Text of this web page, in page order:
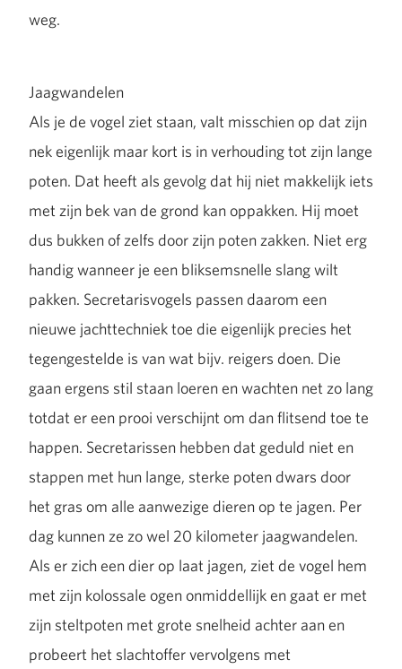
weg.
Jaagwandelen
Als je de vogel ziet staan, valt misschien op dat zijn
nek eigenlijk maar kort is in verhouding tot zijn lange
poten. Dat heeft als gevolg dat hij niet makkelijk iets
met zijn bek van de grond kan oppakken. Hij moet
dus bukken of zelfs door zijn poten zakken. Niet erg
handig wanneer je een bliksemsnelle slang wilt
pakken. Secretarisvogels passen daarom een
nieuwe jachttechniek toe die eigenlijk precies het
tegengestelde is van wat bijv. reigers doen. Die
gaan ergens stil staan loeren en wachten net zo lang
totdat er een prooi verschijnt om dan flitsend toe te
happen. Secretarissen hebben dat geduld niet en
stappen met hun lange, sterke poten dwars door
het gras om alle aanwezige dieren op te jagen. Per
dag kunnen ze zo wel 20 kilometer jaagwandelen.
Als er zich een dier op laat jagen, ziet de vogel hem
met zijn kolossale ogen onmiddellijk en gaat er met
zijn steltpoten met grote snelheid achter aan en
probeert het slachtoffer vervolgens met